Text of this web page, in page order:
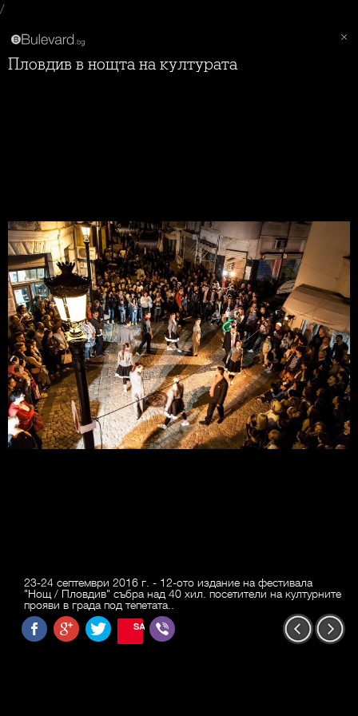
/
Пловдив в нощта на културата
23-24 септември 2016 г. - 12-ото издание на фестивала
"Нощ / Пловдив" събра над 40 хил. посетители на културните
прояви в града под тепетата..
SAVE